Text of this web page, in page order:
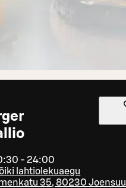
- 24:00
lahtiolekuaegu
35, 80230 Joensuu